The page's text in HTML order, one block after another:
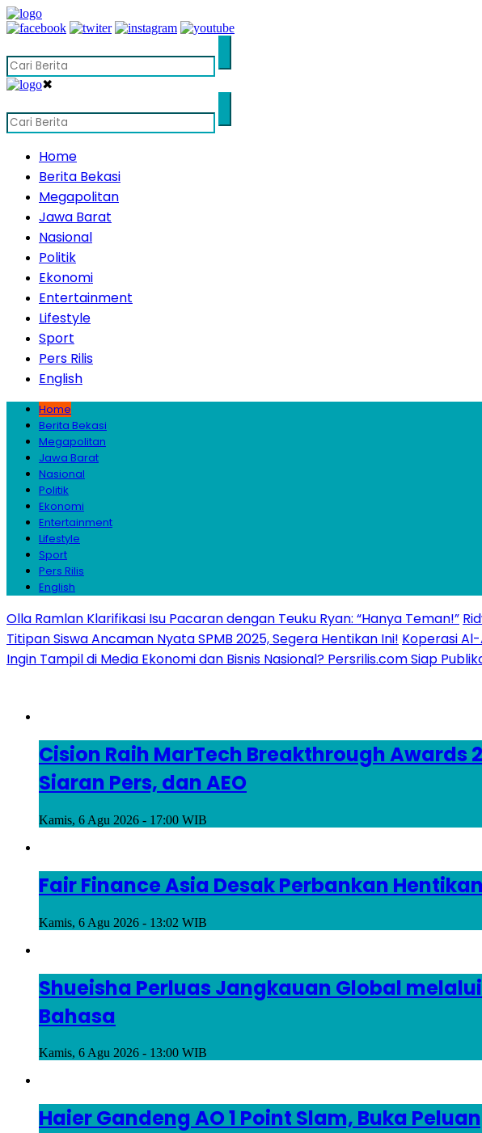
✖
Home
Berita Bekasi
Megapolitan
Jawa Barat
Nasional
Politik
Ekonomi
Entertainment
Lifestyle
Sport
Pers Rilis
English
Home
Berita Bekasi
Megapolitan
Jawa Barat
Nasional
Politik
Ekonomi
Entertainment
Lifestyle
Sport
Pers Rilis
English
Olla Ramlan Klarifikasi Isu Pacaran dengan Teuku Ryan: “Hanya Teman!”
Titipan Siswa Ancaman Nyata SPMB 2025, Segera Hentikan Ini! Koperasi
Ingin Tampil di Media Ekonomi dan Bisnis Nasional? Persrilis.com Siap
Cision Raih MarTech Breakthrough
Siaran Pers, dan AEO
Kamis, 6 Agu 2026 - 17:00 WIB
Fair Finance Asia Desak Perbankan
Kamis, 6 Agu 2026 - 13:02 WIB
Shueisha Perluas Jangkauan Global
Bahasa
Kamis, 6 Agu 2026 - 13:00 WIB
Haier Gandeng AO 1 Point Slam, Buka